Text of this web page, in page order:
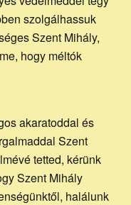
szolgálhassuk
Szent Mihály,
hogy méltók
akaratoddal és
Szent
tetted, kérünk
Szent Mihály
halálunk